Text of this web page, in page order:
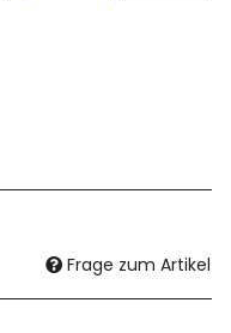
Frage zum Artikel